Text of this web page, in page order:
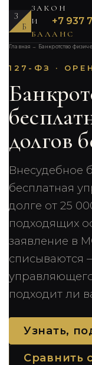
З
Б
ЗАКОН
И
БАЛАНС
+7 937
Главная → Банкротство
127-ФЗ ·
долгов
Внесудебное
бесплатная
долге от 25
подходящих
заявление в
списываются
подходит ли
Узнать,
Сравнить